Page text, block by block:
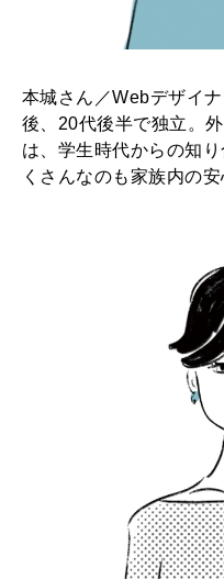
本城さん／Webデザイ
後、20代後半で独立。
は、学生時代からの知
くさんなのも家族内の安